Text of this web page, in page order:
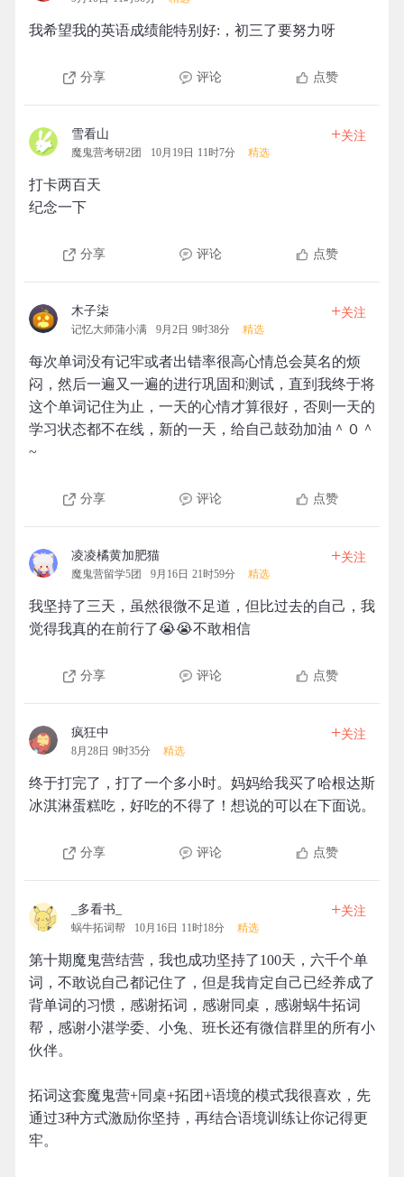
我希望我的英语成绩能特别好:，初三了要努力呀
分享 评论 点赞
雪看山
魔鬼营考研2团 10月19日 11时7分 精选
+关注
打卡两百天
纪念一下
分享 评论 点赞
木子柒
记忆大师蒲小满 9月2日 9时38分 精选
+关注
每次单词没有记牢或者出错率很高心情总会莫名的烦
闷，然后一遍又一遍的进行巩固和测试，直到我终于将
这个单词记住为止，一天的心情才算很好，否则一天的
学习状态都不在线，新的一天，给自己鼓劲加油＾０＾
~
分享 评论 点赞
凌凌橘黄加肥猫
魔鬼营留学5团 9月16日 21时59分 精选
+关注
我坚持了三天，虽然很微不足道，但比过去的自己，我
觉得我真的在前行了😭️😭️不敢相信
分享 评论 点赞
疯狂中
8月28日 9时35分 精选
+关注
终于打完了，打了一个多小时。妈妈给我买了哈根达斯
冰淇淋蛋糕吃，好吃的不得了！想说的可以在下面说。
分享 评论 点赞
_多看书_
蜗牛拓词帮 10月16日 11时18分 精选
+关注
第十期魔鬼营结营，我也成功坚持了100天，六千个单
词，不敢说自己都记住了，但是我肯定自己已经养成了
背单词的习惯，感谢拓词，感谢同桌，感谢蜗牛拓词
帮，感谢小湛学委、小兔、班长还有微信群里的所有小
伙伴。
拓词这套魔鬼营+同桌+拓团+语境的模式我很喜欢，先
通过3种方式激励你坚持，再结合语境训练让你记得更
牢。